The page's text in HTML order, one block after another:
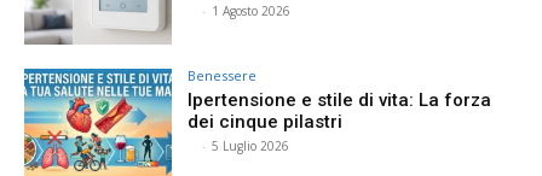
- 1 Agosto 2026
Benessere
Ipertensione e stile di vita: La forza
dei cinque pilastri
- 5 Luglio 2026